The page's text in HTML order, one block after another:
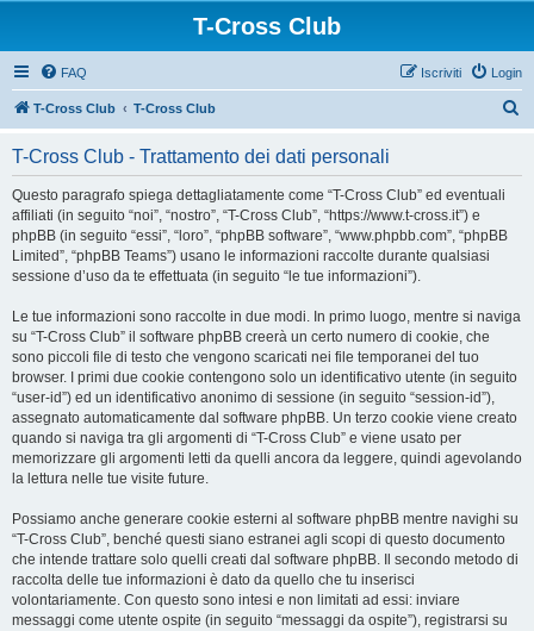
T-Cross Club
FAQ Login
Iscriviti
T-Cross Club T-Cross Club
T-Cross Club - Trattamento dei dati personali
Questo paragrafo spiega dettagliatamente come “T-Cross Club” ed eventuali
affiliati (in seguito “noi”, “nostro”, “T-Cross Club”, “https://www.t-cross.it”) e
phpBB (in seguito “essi”, “loro”, “phpBB software”, “www.phpbb.com”, “phpBB
Limited”, “phpBB Teams”) usano le informazioni raccolte durante qualsiasi
sessione d’uso da te effettuata (in seguito “le tue informazioni”).
Le tue informazioni sono raccolte in due modi. In primo luogo, mentre si naviga
su “T-Cross Club” il software phpBB creerà un certo numero di cookie, che
sono piccoli file di testo che vengono scaricati nei file temporanei del tuo
browser. I primi due cookie contengono solo un identificativo utente (in seguito
“user-id”) ed un identificativo anonimo di sessione (in seguito “session-id”),
assegnato automaticamente dal software phpBB. Un terzo cookie viene creato
quando si naviga tra gli argomenti di “T-Cross Club” e viene usato per
memorizzare gli argomenti letti da quelli ancora da leggere, quindi agevolando
la lettura nelle tue visite future.
Possiamo anche generare cookie esterni al software phpBB mentre navighi su
“T-Cross Club”, benché questi siano estranei agli scopi di questo documento
che intende trattare solo quelli creati dal software phpBB. Il secondo metodo di
raccolta delle tue informazioni è dato da quello che tu inserisci
volontariamente. Con questo sono intesi e non limitati ad essi: inviare
messaggi come utente ospite (in seguito “messaggi da ospite”), registrarsi su